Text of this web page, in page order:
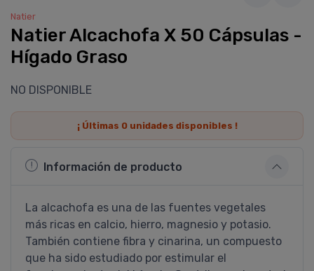
Natier
Natier Alcachofa X 50 Cápsulas -
Hí­gado Graso
NO DISPONIBLE
¡ Últimas 0unidades disponibles !
Información de producto
La alcachofa es una de las fuentes vegetales
más ricas en calcio, hierro, magnesio y potasio.
También contiene fibra y cinarina, un compuesto
que ha sido estudiado por estimular el